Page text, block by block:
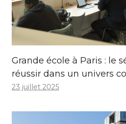
Grande école à Paris : le
réussir dans un univers
23 juillet 2025